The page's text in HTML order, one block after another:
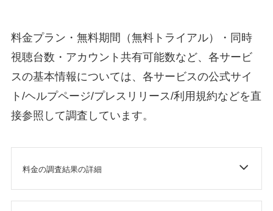
料金プラン・無料期間（無料トライアル）・同時
視聴台数・アカウント共有可能数など、各サービ
スの基本情報については、各サービスの公式サイ
ト/ヘルプページ/プレスリリース/利用規約などを直
接参照して調査しています。
料金の調査結果の詳細